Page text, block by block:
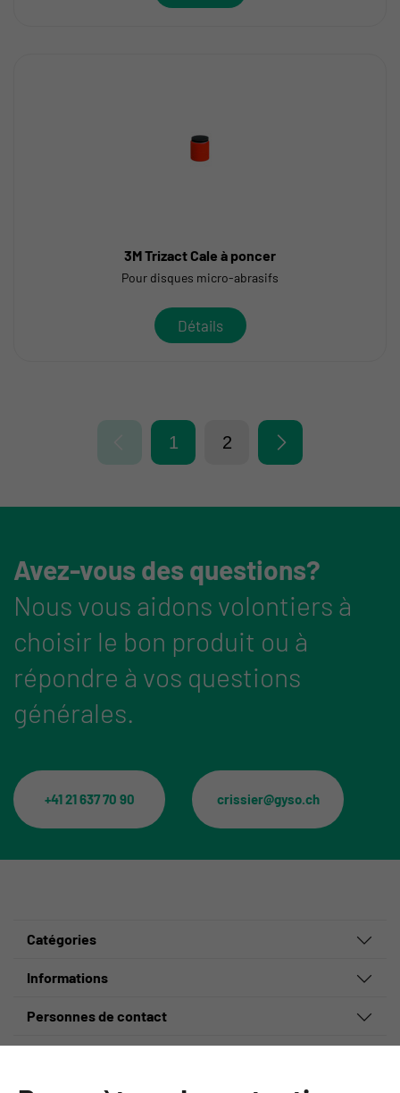
3M Trizact Cale à poncer
Pour disques micro-abrasifs
Détails
1 2
Avez-vous des questions?
Nous vous aidons volontiers à
choisir le bon produit ou à
répondre à vos questions
générales.
+41 21 637 70 90 crissier@gyso.ch
Catégories
Informations
Personnes de contact